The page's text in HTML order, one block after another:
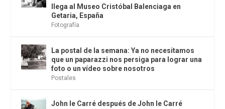
llega al Museo Cristóbal Balenciaga en
Getaria, España
Fotografía
La postal de la semana: Ya no necesitamos
que un paparazzi nos persiga para lograr una
foto o un vídeo sobre nosotros
Postales
John le Carré después de John le Carré